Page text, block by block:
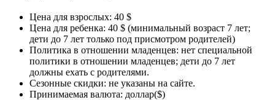
Цена для взрослых: 40 $
Цена для ребенка: 40 $ (минимальный возраст 7 лет;
дети до 7 лет только под присмотром родителей)
Политика в отношении младенцев: нет специальной
политики в отношении младенцев; дети до 7 лет
должны ехать с родителями.
Сезонные скидки: не указаны на сайте.
Принимаемая валюта: доллар($)